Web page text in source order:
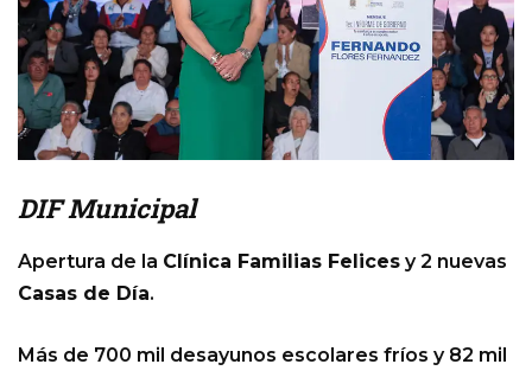
DIF Municipal
Apertura de la Clínica Familias Felices y 2 nuevas
Casas de Día.
Más de 700 mil desayunos escolares fríos y 82 mil